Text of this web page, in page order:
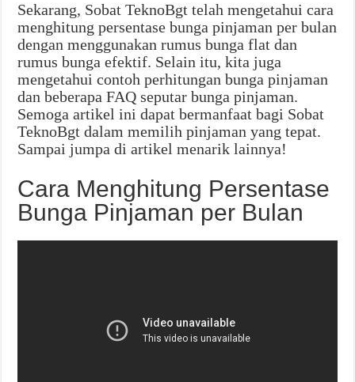
Sekarang, Sobat TeknoBgt telah mengetahui cara
menghitung persentase bunga pinjaman per bulan
dengan menggunakan rumus bunga flat dan
rumus bunga efektif. Selain itu, kita juga
mengetahui contoh perhitungan bunga pinjaman
dan beberapa FAQ seputar bunga pinjaman.
Semoga artikel ini dapat bermanfaat bagi Sobat
TeknoBgt dalam memilih pinjaman yang tepat.
Sampai jumpa di artikel menarik lainnya!
Cara Menghitung Persentase
Bunga Pinjaman per Bulan